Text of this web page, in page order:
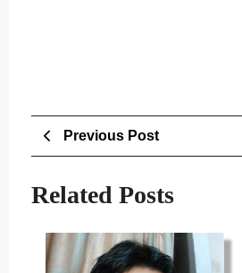
Post
navigation
Previous PostPrevious
Related Posts